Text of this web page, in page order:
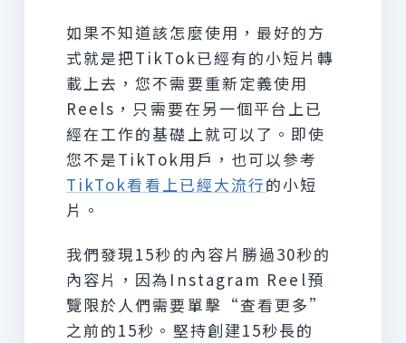
如果不知道該怎麼使用，最好的方
式就是把TikTok已經有的小短片轉
載上去，您不需要重新定義使用
Reels，只需要在另一個平台上已
經在工作的基礎上就可以了。即使
您不是TikTok用戶，也可以參考
TikTok看看上已經大流行的小短
片。
我們發現15秒的內容片勝過30秒的
內容片，因為Instagram Reel預
覽限於人們需要單擊“查看更多”
之前的15秒。堅持創建15秒長的